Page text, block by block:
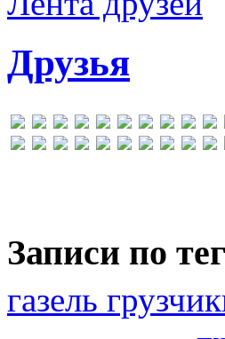
Друзья
Записи по
газель